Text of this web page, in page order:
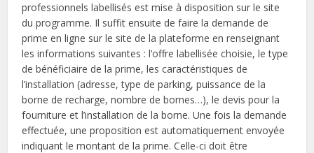
professionnels labellisés est mise à disposition sur le site
du programme. Il suffit ensuite de faire la demande de
prime en ligne sur le site de la plateforme en renseignant
les informations suivantes : l’offre labellisée choisie, le type
de bénéficiaire de la prime, les caractéristiques de
l’installation (adresse, type de parking, puissance de la
borne de recharge, nombre de bornes…), le devis pour la
fourniture et l’installation de la borne. Une fois la demande
effectuée, une proposition est automatiquement envoyée
indiquant le montant de la prime. Celle-ci doit être